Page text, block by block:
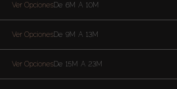
Ver Opciones
Ver Opciones
Ver Opciones
De 6M A 10M
De 9M A 13M
De 15M A 23M